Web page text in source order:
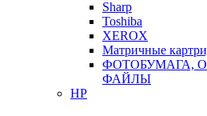
Sharp
Toshiba
XEROX
Матричные
ФОТОБУМАГА,
ФАЙЛЫ
HP